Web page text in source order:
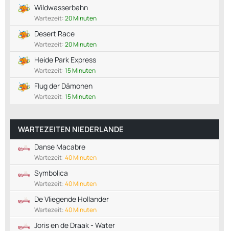
Wildwasserbahn
Wartezeit:20 Minuten
Desert Race
Wartezeit:20 Minuten
Heide Park Express
Wartezeit:15 Minuten
Flug der Dämonen
Wartezeit:15 Minuten
WARTEZEITEN NIEDERLANDE
Danse Macabre
Wartezeit:40 Minuten
Symbolica
Wartezeit:40 Minuten
De Vliegende Hollander
Wartezeit:40 Minuten
Joris en de Draak - Water